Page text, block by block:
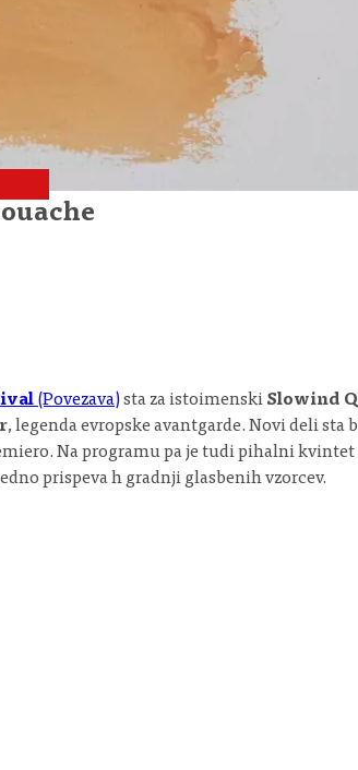
(Povezava)sta za istoimenski Slowind
, legenda evropske avantgarde. Novi deli
Na programu pa je tudi pihalni kvintet
prispeva h gradnji glasbenih vzorcev.